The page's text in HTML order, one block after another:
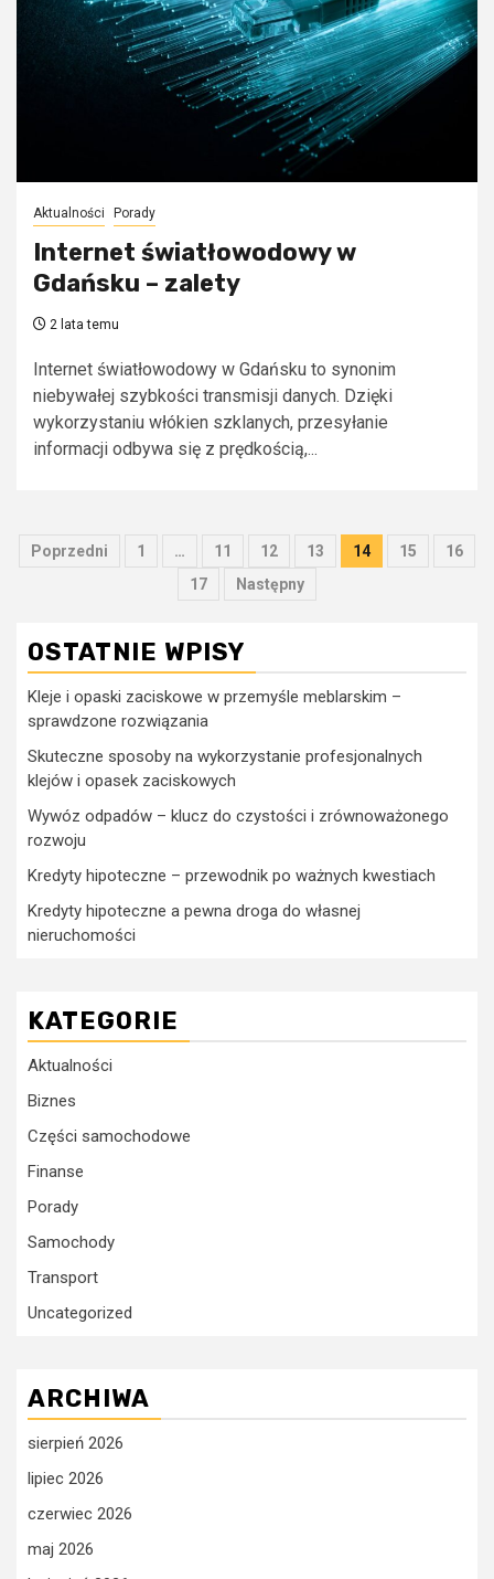
Aktualności Porady
Internet światłowodowy w
Gdańsku – zalety
2 lata temu
Internet światłowodowy w Gdańsku to synonim
niebywałej szybkości transmisji danych. Dzięki
wykorzystaniu włókien szklanych, przesyłanie
informacji odbywa się z prędkością,...
Stronicowanie
Poprzedni 1 … 11 12 13 14 15
16
17
Następny
OSTATNIE WPISY
Kleje i opaski zaciskowe w przemyśle meblarskim –
sprawdzone rozwiązania
Skuteczne sposoby na wykorzystanie profesjonalnych
klejów i opasek zaciskowych
Wywóz odpadów – klucz do czystości i zrównoważonego
rozwoju
Kredyty hipoteczne – przewodnik po ważnych kwestiach
Kredyty hipoteczne a pewna droga do własnej
nieruchomości
KATEGORIE
Aktualności
Biznes
Części samochodowe
Finanse
Porady
Samochody
Transport
Uncategorized
ARCHIWA
sierpień 2026
lipiec 2026
czerwiec 2026
maj 2026